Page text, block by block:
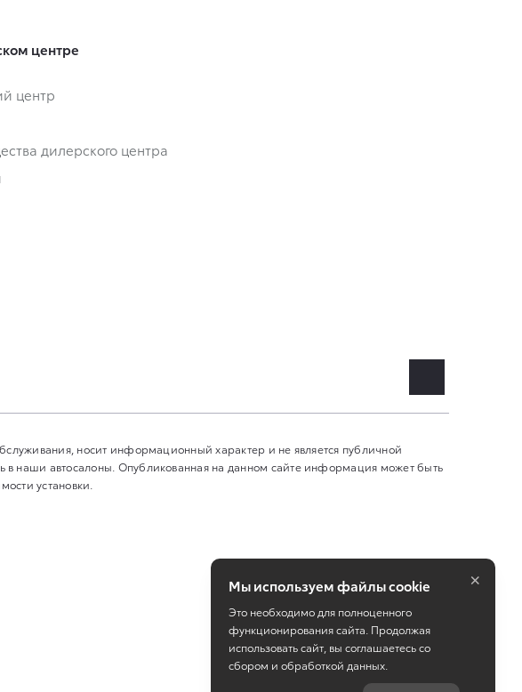
центре
центр
дилерского центра
носит информационный характер и не является публичной
наши автосалоны. Опубликованная на данном сайте информация может быть
установки.
Работает на технологияхTradeDealer
Мы используем файлы cookie
Это необходимо для полноценного
функционирования сайта. Продолжая
использовать сайт, вы соглашаетесь со
сбором и обработкой данных.
×